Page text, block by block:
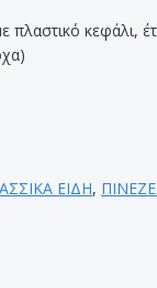
πλαστικό
ΕΙΔΗ,